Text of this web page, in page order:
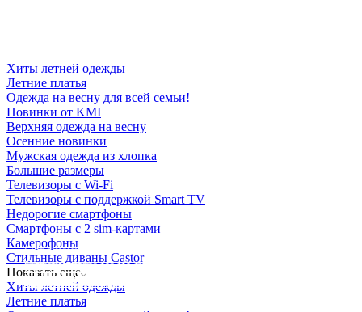
Хиты летней одежды
Летние платья
Одежда на весну для всей семьи!
Новинки от KMI
Верхняя одежда на весну
Осенние новинки
Мужская одежда из хлопка
Большие размеры
Телевизоры с Wi-Fi
Телевизоры с поддержкой Smart TV
Недорогие смартфоны
Смартфоны с 2 sim-картами
Камерофоны
Стильные диваны Castor
Показать еще
Хиты летней одежды
Летние платья
Освещение
Здания префектуры ТиНАО
Освещение
Калужский завод путевых машин и гидроприводов
Освещение
СТРОИТЕЛЬНЫЙ ГИПЕРМАРКЕТ «ЛЕРУА
МЕРЛЕН»
Освещение
Железнодорожный вокзал Арзамас-1